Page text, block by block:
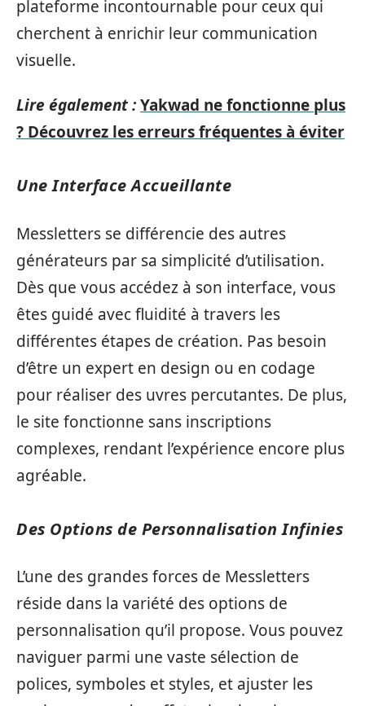
plateforme incontournable pour ceux qui
cherchent à enrichir leur communication
visuelle.
Lire également :Yakwad ne fonctionne plus
? Découvrez les erreurs fréquentes à éviter
Une Interface Accueillante
Messletters se différencie des autres
générateurs par sa simplicité d’utilisation.
Dès que vous accédez à son interface, vous
êtes guidé avec fluidité à travers les
différentes étapes de création. Pas besoin
d’être un expert en design ou en codage
pour réaliser des uvres percutantes. De plus,
le site fonctionne sans inscriptions
complexes, rendant l’expérience encore plus
agréable.
Des Options de Personnalisation Infinies
L’une des grandes forces de Messletters
réside dans la variété des options de
personnalisation qu’il propose. Vous pouvez
naviguer parmi une vaste sélection de
polices, symboles et styles, et ajuster les